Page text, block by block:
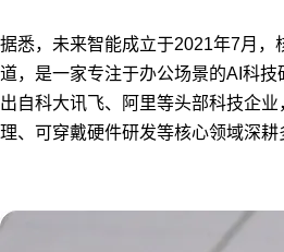
据悉，未来智能成立于2021年7月，
道，是一家专注于办公场景的AI科
出自科大讯飞、阿里等头部科技企
理、可穿戴硬件研发等核心领域深耕